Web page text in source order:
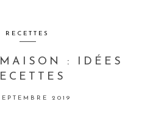
RECETTES
: IDÉES
2019